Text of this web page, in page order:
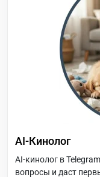
AI-Кинолог
AI-кинолог в
вопросы и даст